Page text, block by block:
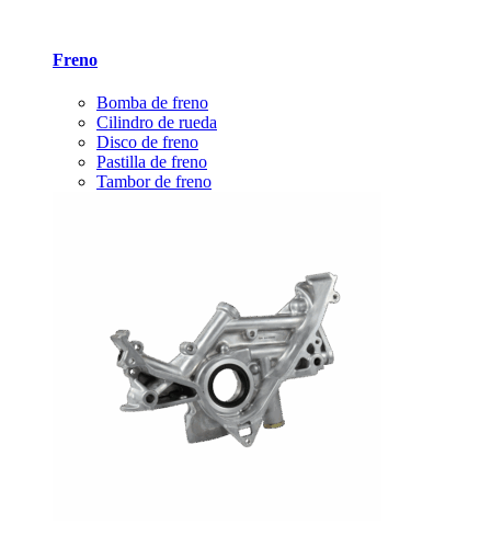
Freno
Bomba de freno
Cilindro de rueda
Disco de freno
Pastilla de freno
Tambor de freno